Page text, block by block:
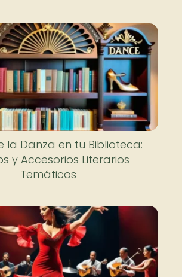
la Danza en tu Biblioteca:
y Accesorios Literarios
Temáticos